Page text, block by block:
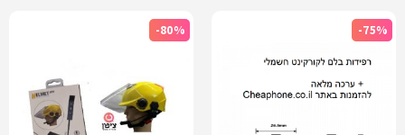
-75%
-80%